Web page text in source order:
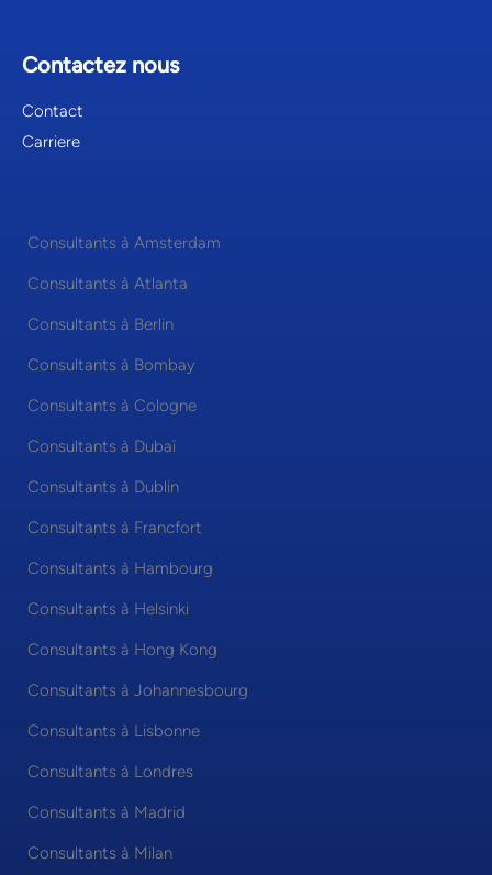
Contactez nous
Contact
Carriere
Consultants à Amsterdam
Consultants à Atlanta
Consultants à Berlin
Consultants à Bombay
Consultants à Cologne
Consultants à Dubaï
Consultants à Dublin
Consultants à Francfort
Consultants à Hambourg
Consultants à Helsinki
Consultants à Hong Kong
Consultants à Johannesbourg
Consultants à Lisbonne
Consultants à Londres
Consultants à Madrid
Consultants à Milan